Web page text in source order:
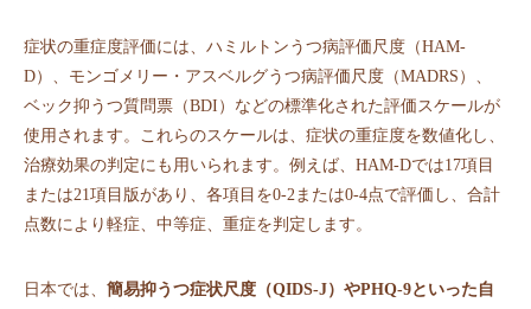
症状の重症度評価には、ハミルトンうつ病評価尺度（HAM-
D）、モンゴメリー・アスベルグうつ病評価尺度（MADRS）、
ベック抑うつ質問票（BDI）などの標準化された評価スケールが
使用されます。これらのスケールは、症状の重症度を数値化し、
治療効果の判定にも用いられます。例えば、HAM-Dでは17項目
または21項目版があり、各項目を0-2または0-4点で評価し、合計
点数により軽症、中等症、重症を判定します。
日本では、 簡易抑うつ症状尺度（QIDS-J）やPHQ-9といった自